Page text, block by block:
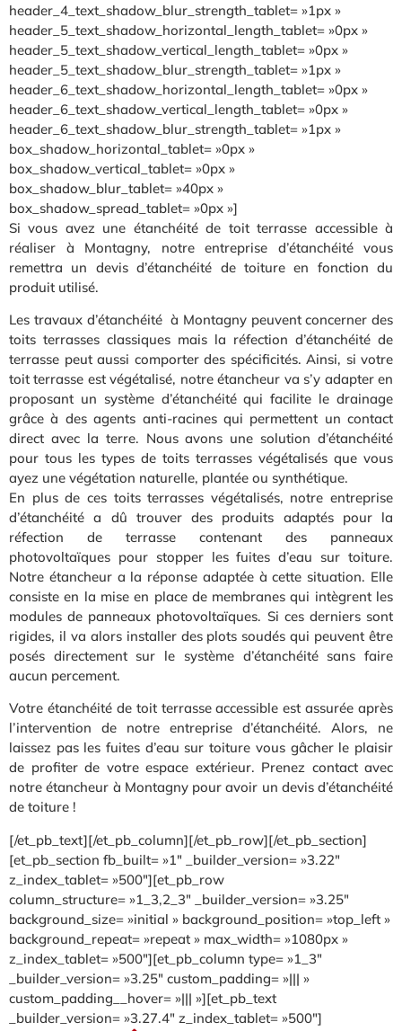
header_4_text_shadow_blur_strength_tablet= »1px »
header_5_text_shadow_horizontal_length_tablet= »0px »
header_5_text_shadow_vertical_length_tablet= »0px »
header_5_text_shadow_blur_strength_tablet= »1px »
header_6_text_shadow_horizontal_length_tablet= »0px »
header_6_text_shadow_vertical_length_tablet= »0px »
header_6_text_shadow_blur_strength_tablet= »1px »
box_shadow_horizontal_tablet= »0px »
box_shadow_vertical_tablet= »0px »
box_shadow_blur_tablet= »40px »
box_shadow_spread_tablet= »0px »]
Si vous avez une étanchéité de toit terrasse accessible à
réaliser à Montagny, notre entreprise d’étanchéité vous
remettra un devis d’étanchéité de toiture en fonction du
produit utilisé.
Les travaux d’étanchéité à Montagny peuvent concerner des
toits terrasses classiques mais la réfection d’étanchéité de
terrasse peut aussi comporter des spécificités. Ainsi, si votre
toit terrasse est végétalisé, notre étancheur va s’y adapter en
proposant un système d’étanchéité qui facilite le drainage
grâce à des agents anti-racines qui permettent un contact
direct avec la terre. Nous avons une solution d’étanchéité
pour tous les types de toits terrasses végétalisés que vous
ayez une végétation naturelle, plantée ou synthétique.
En plus de ces toits terrasses végétalisés, notre entreprise
d’étanchéité a dû trouver des produits adaptés pour la
réfection de terrasse contenant des panneaux
photovoltaïques pour stopper les fuites d’eau sur toiture.
Notre étancheur a la réponse adaptée à cette situation. Elle
consiste en la mise en place de membranes qui intègrent les
modules de panneaux photovoltaïques. Si ces derniers sont
rigides, il va alors installer des plots soudés qui peuvent être
posés directement sur le système d’étanchéité sans faire
aucun percement.
Votre étanchéité de toit terrasse accessible est assurée après
l’intervention de notre entreprise d’étanchéité. Alors, ne
laissez pas les fuites d’eau sur toiture vous gâcher le plaisir
de profiter de votre espace extérieur. Prenez contact avec
notre étancheur à Montagny pour avoir un devis d’étanchéité
de toiture !
[/et_pb_text][/et_pb_column][/et_pb_row][/et_pb_section]
[et_pb_section fb_built= »1″ _builder_version= »3.22″
z_index_tablet= »500″][et_pb_row
column_structure= »1_3,2_3″ _builder_version= »3.25″
background_size= »initial » background_position= »top_left »
background_repeat= »repeat » max_width= »1080px »
z_index_tablet= »500″][et_pb_column type= »1_3″
_builder_version= »3.25″ custom_padding= »||| »
custom_padding__hover= »||| »][et_pb_text
_builder_version= »3.27.4″ z_index_tablet= »500″]